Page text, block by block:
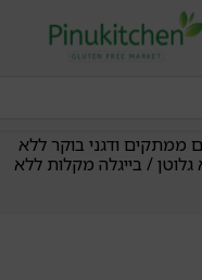
ממתקים ודגני בוקר ללא
/ בייגלה מקלות ללא